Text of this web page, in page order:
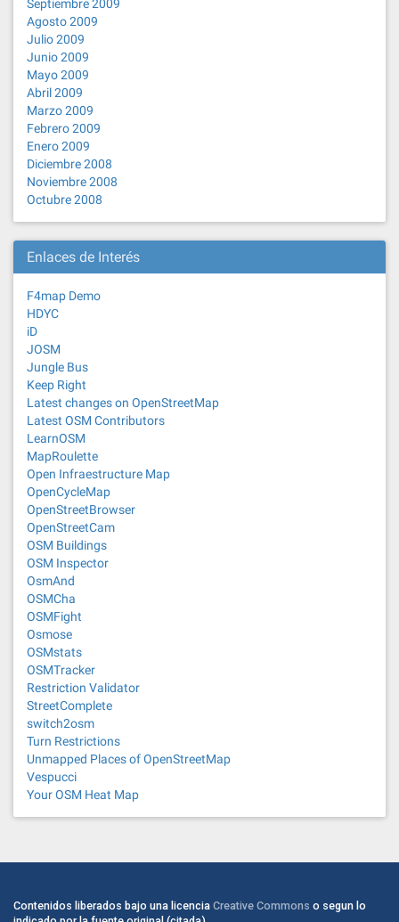
Septiembre 2009
Agosto 2009
Julio 2009
Junio 2009
Mayo 2009
Abril 2009
Marzo 2009
Febrero 2009
Enero 2009
Diciembre 2008
Noviembre 2008
Octubre 2008
Enlaces de Interés
F4map Demo
HDYC
iD
JOSM
Jungle Bus
Keep Right
Latest changes on OpenStreetMap
Latest OSM Contributors
LearnOSM
MapRoulette
Open Infraestructure Map
OpenCycleMap
OpenStreetBrowser
OpenStreetCam
OSM Buildings
OSM Inspector
OsmAnd
OSMCha
OSMFight
Osmose
OSMstats
OSMTracker
Restriction Validator
StreetComplete
switch2osm
Turn Restrictions
Unmapped Places of OpenStreetMap
Vespucci
Your OSM Heat Map
Contenidos liberados bajo una licencia Creative Commons o segun lo